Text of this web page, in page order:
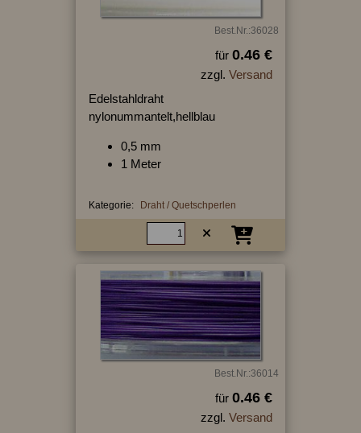
Best.Nr.:36028
für 0.46 €
zzgl. Versand
Edelstahldraht
nylonummantelt,hellblau
0,5 mm
1 Meter
Kategorie: Draht / Quetschperlen
Best.Nr.:36014
für 0.46 €
zzgl. Versand